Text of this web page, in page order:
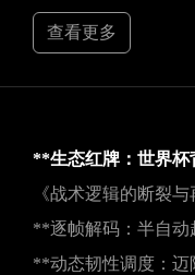
查看更多
**生态红牌：世界
《战术逻辑的断裂